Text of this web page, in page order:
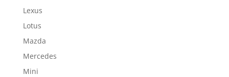
Lexus
Lotus
Mazda
Mercedes
Mini